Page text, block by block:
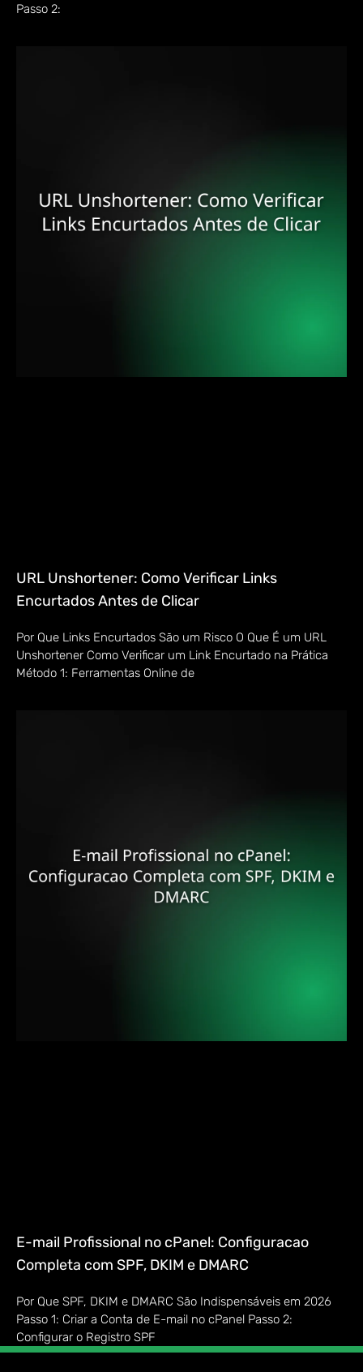
Passo 2:
URL Unshortener: Como Verificar Links
Encurtados Antes de Clicar
Por Que Links Encurtados São um Risco O Que É um URL
Unshortener Como Verificar um Link Encurtado na Prática
Método 1: Ferramentas Online de
E-mail Profissional no cPanel: Configuracao
Completa com SPF, DKIM e DMARC
Por Que SPF, DKIM e DMARC São Indispensáveis em 2026
Passo 1: Criar a Conta de E-mail no cPanel Passo 2:
Configurar o Registro SPF